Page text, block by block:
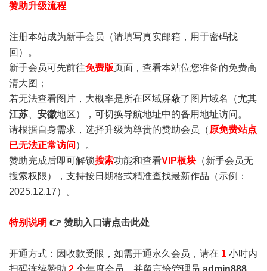
赞助升级流程
注册本站成为新手会员 （请填写真实邮箱，用于密码找
回）。
新手会员可先前往免费版页面，查看本站位您准备的免费高
清大图；
若无法查看图片，大概率是所在区域屏蔽了图片域名（尤其
江苏
安徽地区），可切换导航地址中的备用地址访问。
请根据自身需求，选择升级为尊贵的赞助会员（ 原免费站点
已无法正常访问 ）。
赞助完成后即可解锁搜索功能和查看VIP板块 （新手会员无
搜索权限），支持按日期格式精准查找最新作品（示例：
2025.12.17）。
特别说明 👉 赞助入口请点击此处
开通方式：因收款受限，如需开通永久会员，请在 1 小时内
扫码连续赞助 2 个年度会员，并留言给管理员 admin888